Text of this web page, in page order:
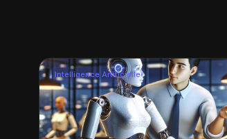
Intelligence Artificielle